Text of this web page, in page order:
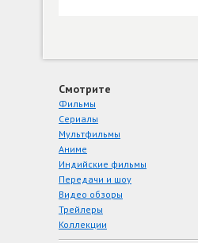
Смотрите
Фильмы
Сериалы
Мультфильмы
Аниме
Индийские фильмы
Передачи и шоу
Видео обзоры
Трейлеры
Коллекции